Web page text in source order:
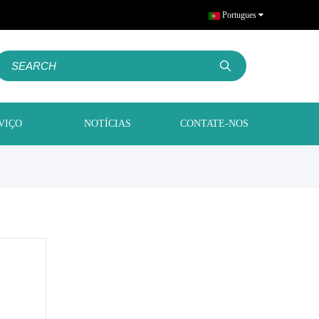
Portugues
NOTÍCIAS CONTATE-NOS